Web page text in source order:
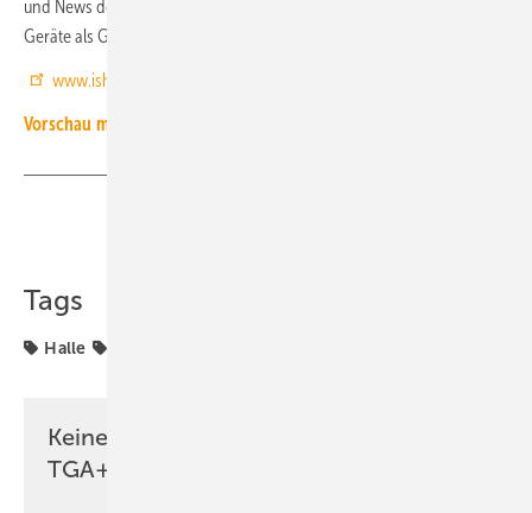
und News der ISH 2023. Der ISH Navigator steht für iOS- und Android-
Geräte als Gratis-Anwendung zur Verfügung.
www.ish.messefrankfurt.com
Vorschau mit Ankündigungen der ISH-2023-Aussteller.
Tags
Halle
Keine Zeit? Kein Problem mit dem
TGA+E Newsletter!